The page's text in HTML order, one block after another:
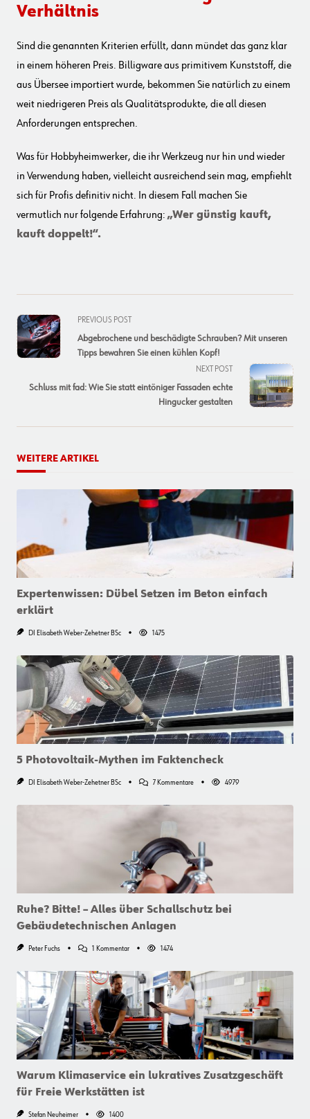
Verhältnis
Sind die genannten Kriterien erfüllt, dann mündet das ganz klar
in einem höheren Preis. Billigware aus primitivem Kunststoff, die
aus Übersee importiert wurde, bekommen Sie natürlich zu einem
weit niedrigeren Preis als Qualitätsprodukte, die all diesen
Anforderungen entsprechen.
Was für Hobbyheimwerker, die ihr Werkzeug nur hin und wieder
in Verwendung haben, vielleicht ausreichend sein mag, empfiehlt
sich für Profis definitiv nicht. In diesem Fall machen Sie
vermutlich nur folgende Erfahrung: „Wer günstig kauft,
kauft doppelt!“.
<span
class="nav-
subtitle
reader-
PREVIOUS POST
Abgebrochene und beschädigte Schrauben? Mit unseren
Tipps bewahren Sie einen kühlen Kopf!
NEXT POST
Schluss mit fad: Wie Sie statt eintöniger Fassaden echte
Hingucker gestalten
WEITERE ARTIKEL
Expertenwissen: Dübel Setzen im Beton einfach
erklärt
DI Elisabeth Weber-Zehetner BSc 1475
5 Photovoltaik-Mythen im Faktencheck
DI Elisabeth Weber-Zehetner BSc 7 KommentareZu
4979
Ruhe? Bitte! – Alles über Schallschutz bei
Gebäudetechnischen Anlagen
Peter Fuchs 1 KommentarZu
–
Alles
Über
Schallschutz
Bei
Gebäudetechnischen
Anlagen
1474
Warum Klimaservice ein lukratives Zusatzgeschäft
für Freie Werkstätten ist
Stefan Neuheimer 1400